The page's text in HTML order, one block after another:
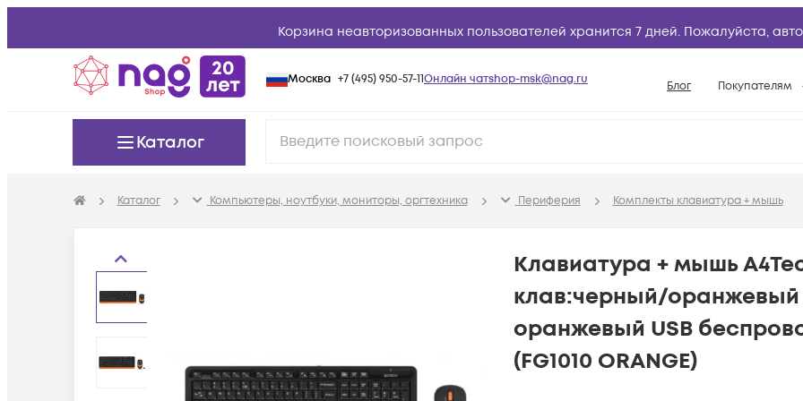
Корзина неавторизованных пользователей хранится 7 дней. Пожалуйста,
Москва +7 (495) 950-57-11Онлайн чатshop-msk@nag.ru Блог Покупателям
Условия
Возврат
Вопросы и
База знаний
Каталог
Каталог Компьютеры, ноутбуки, мониторы, оргтехника Периферия Комплекты клавиатура + мышь
Клавиатура + мышь
клав:черный/
оранжевый USB
(FG1010 ORANGE)